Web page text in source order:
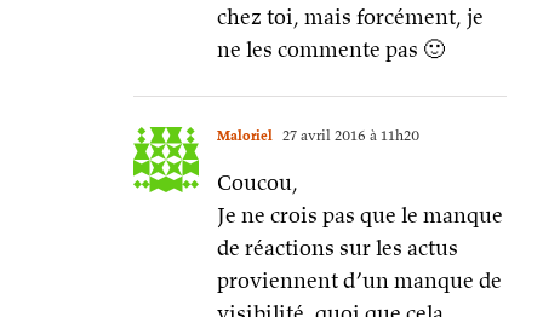
chez toi, mais forcément, je
ne les commente pas 🙂
Maloriel 27 avril 2016 à 11h20
Coucou,
Je ne crois pas que le manque
de réactions sur les actus
proviennent d’un manque de